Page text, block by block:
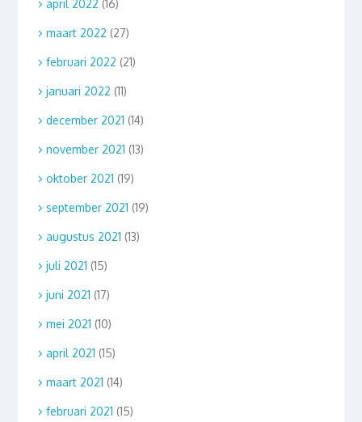
april 2022 (16)
maart 2022 (27)
februari 2022 (21)
januari 2022 (11)
december 2021 (14)
november 2021 (13)
oktober 2021 (19)
september 2021 (19)
augustus 2021 (13)
juli 2021 (15)
juni 2021 (17)
mei 2021 (10)
april 2021 (15)
maart 2021 (14)
februari 2021 (15)